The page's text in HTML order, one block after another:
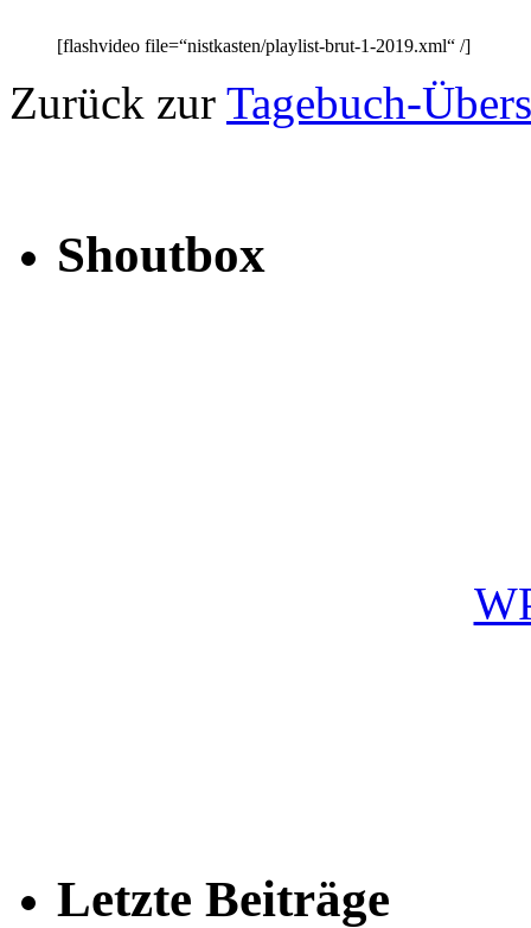
[flashvideo file=“nistkasten/playlist-brut-1-2019.xml“ /]
Zurück zur Tagebuch-
Shoutbox
Letzte Beiträge